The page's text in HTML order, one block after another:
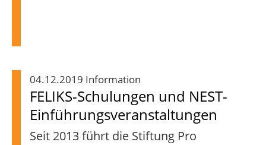
04.12.2019 Information
FELIKS-Schulungen und NEST-
Einführungsveranstaltungen
Seit 2013 führt die Stiftung Pro